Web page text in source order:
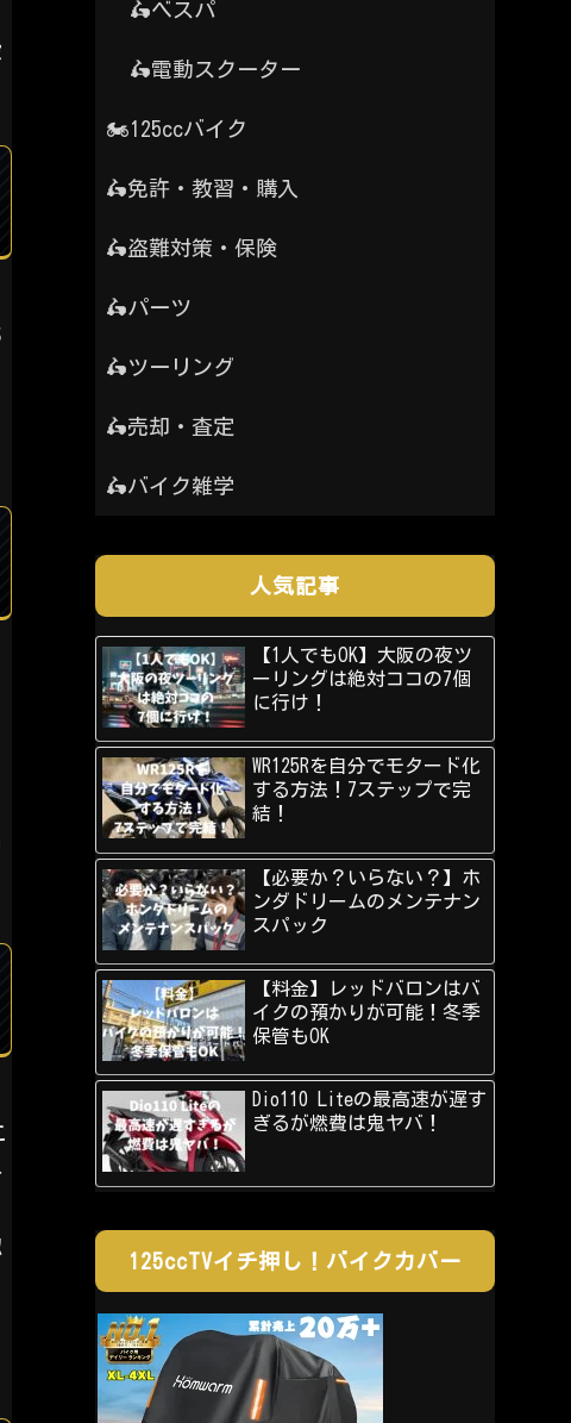
🛵ベスパ
🛵電動スクーター
🏍️125ccバイク
🛵免許・教習・購入
🛵盗難対策・保険
🛵パーツ
🛵ツーリング
🛵売却・査定
🛵バイク雑学
人気記事
【1人でもOK】大阪の夜ツ
ーリングは絶対ココの7個
に行け！
WR125Rを自分でモタード化
する方法！7ステップで完
結！
【必要か？いらない？】ホ
ンダドリームのメンテナン
スパック
【料金】レッドバロンはバ
イクの預かりが可能！冬季
保管もOK
Dio110 Liteの最高速が遅す
ぎるが燃費は鬼ヤバ！
125ccTVイチ押し！バイクカバー